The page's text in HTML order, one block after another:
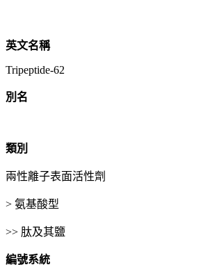
英文名稱
Tripeptide-62
別名
類別
兩性離子表面活性劑
> 氨基酸型
>> 肽及其鹽
編號系統